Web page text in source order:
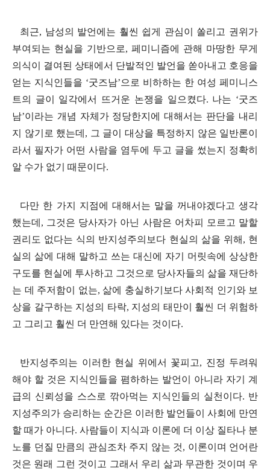
최근, 남성의 발언에는 훨씬 쉽게 관심이 쏠리고 권위가
부여되는 현실을 기반으로, 페미니즘에 관해 마땅한 무게
의식이 결여된 상태에서 단발적인 발언을 쏟아내고 호응을
얻는 지식인들을 ‘굿즈남’으로 비하하는 한 여성 페미니스
트의 글이 일각에서 뜨거운 논쟁을 일으켰다. 나는 ‘굿즈
남’이라는 개념 자체가 정당한지에 대해서는 판단을 내리
지 않기로 했는데 , 그 글이 대상을 특정하지 않은 일반론이
라서 필자가 어떤 사람을 염두에 두고 글을 썼는지 정확히
알 수가 없기 때문이다.
다만 한 가지 지점에 대해서는 말을 꺼내야겠다고 생각
했는데 , 그것은 당사자가 아닌 사람은 어차피 모르고 말할
권리도 없다는 식의 반지성주의보다 현실의 삶을 위해 , 현
실의 삶에 대해 말하고 쓰는 대신에 자기 머릿속에 상상한
구도를 현실에 투사하고 그것으로 당사자들의 삶을 재단하
는 데 주저함이 없는, 삶에 충실하기보다 사회적 인기와 보
상을 갈구하는 지성의 타락, 지성의 태만이 훨씬 더 위험하
고 그리고 훨씬 더 만연해 있다는 것이다.
반지성주의는 이러한 현실 위에서 꽃피고, 진정 두려워
해야 할 것은 지식인들을 폄하하는 발언이 아니라 자기 계
급의 신뢰성을 스스로 깎아먹는 지식인들의 실천이다. 반
지성주의가 승리하는 순간은 이러한 발언들이 사회에 만연
할 때가 아니다. 사람들이 지식과 이론에 더 이상 질타나 분
노를 던질 만큼의 관심조차 주지 않는 것, 이론이며 언어란
것은 원래 그런 것이고 그래서 우리 삶과 무관한 것이며 우